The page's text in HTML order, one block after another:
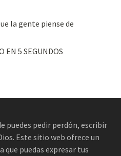
la gente piense de
EN 5 SEGUNDOS
puedes pedir perdón, escribir
Este sitio web ofrece un
que puedas expresar tus